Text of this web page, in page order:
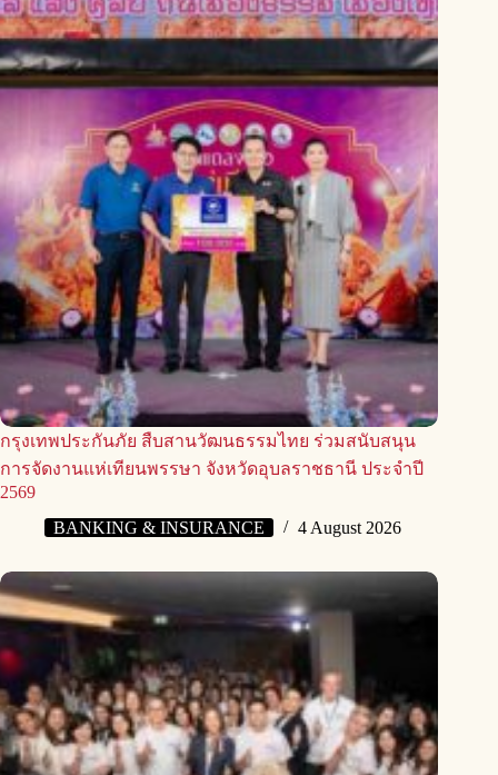
กรุงเทพประกันภัย สืบสานวัฒนธรรมไทย ร่วมสนับสนุน
การจัดงานแห่เทียนพรรษา จังหวัดอุบลราชธานี ประจำปี
2569
BANKING & INSURANCE
4 August 2026